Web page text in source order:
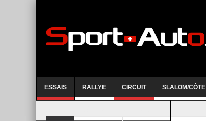
ESSAIS RALLYE CIRCUIT SLALOM/CÔTE